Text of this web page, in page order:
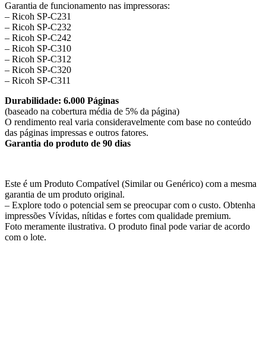
Garantia de funcionamento nas impressoras:
– Ricoh SP-C231
– Ricoh SP-C232
– Ricoh SP-C242
– Ricoh SP-C310
– Ricoh SP-C312
– Ricoh SP-C320
– Ricoh SP-C311
Durabilidade: 6.000 Páginas
(baseado na cobertura média de 5% da página)
O rendimento real varia consideravelmente com base no conteúdo
das páginas impressas e outros fatores.
Garantia do produto de 90 dias
Este é um Produto Compatível (Similar ou Genérico) com a mesma
garantia de um produto original.
– Explore todo o potencial sem se preocupar com o custo. Obtenha
impressões Vívidas, nítidas e fortes com qualidade premium.
Foto meramente ilustrativa. O produto final pode variar de acordo
com o lote.